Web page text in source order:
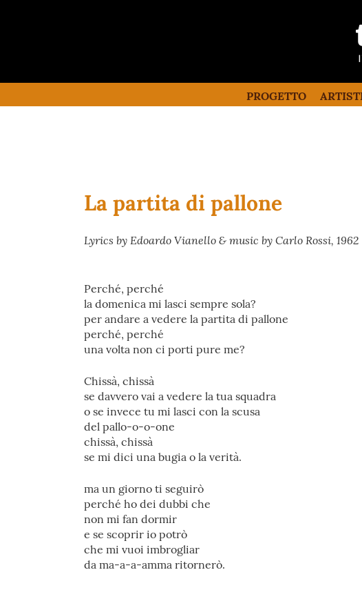
PROGETTO
La partita di pallone
Lyrics by Edoardo Vianello & music by Carlo Rossi, 1962
Perché, perché
la domenica mi lasci sempre sola?
per andare a vedere la partita di pallone
perché, perché
una volta non ci porti pure me?
Chissà, chissà
se davvero vai a vedere la tua squadra
o se invece tu mi lasci con la scusa
del pallo-o-o-one
chissà, chissà
se mi dici una bugia o la verità.
ma un giorno ti seguirò
perché ho dei dubbi che
non mi fan dormir
e se scoprir io potrò
che mi vuoi imbrogliar
da ma-a-a-amma ritornerò.